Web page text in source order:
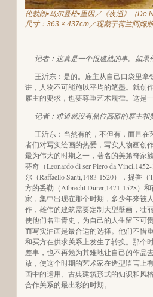
伦勃朗•马尔曼松•里因／《夜巡》（De
尺寸：363 × 437cm／现藏于荷兰阿姆
记者：这真是一个很尴尬的事。如
王沂东：是的。雇主从自己口袋里
讲，人物不可能施以平均的笔墨。就创
雇主的要求，也要尊重艺术规律。这是
记者：难道就没有品位高雅的雇主和
王沂东：当然有的，不但有，而且
者们对写实绘画的热爱，写实人物画创
最为伟大的时期之一，著名的美第奇家
芬奇（Leonardo di ser Piero da
尔（Raffaello Santi,1483-1520），提香
方的丢勒（Albrecht Dürer,1471-1528）
家，集中出现在那个时期，多少年来被
作，雄伟的建筑需要定制大型壁画，壮
使他们名垂青史，为自己的人生留下可
而写实油画是最合适的选择。他们不惜
和买方在供求关系上发生了转换。那个
差事，也不再勉为其难地让自己的作品
放，使这个时期的艺术家在造型语言
画中的运用、古典建筑形式的知识和风
合作关系的最出彩的时期。